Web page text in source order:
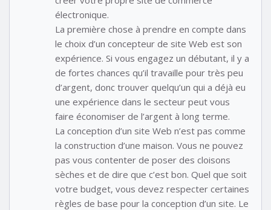
électronique.
La première chose à prendre en compte dans
le choix d’un concepteur de site Web est son
expérience. Si vous engagez un débutant, il y a
de fortes chances qu’il travaille pour très peu
d’argent, donc trouver quelqu’un qui a déjà eu
une expérience dans le secteur peut vous
faire économiser de l’argent à long terme.
La conception d’un site Web n’est pas comme
la construction d’une maison. Vous ne pouvez
pas vous contenter de poser des cloisons
sèches et de dire que c’est bon. Quel que soit
votre budget, vous devez respecter certaines
règles de base pour la conception d’un site. Le